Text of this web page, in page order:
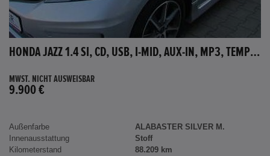
HONDA JAZZ 1.4 SI, CD, USB, I-MID, AUX-IN, MP3, TEMPOMAT
MWST. NICHT AUSWEISBAR
9.900 €
Außenfarbe
ALABASTER SILVER M.
Innenausstattung
Stoff
Kilometerstand
88.209 km